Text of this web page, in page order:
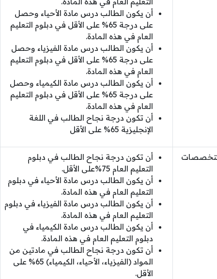
أن يكون الطالب درس مادة الأحياء وحصل
على درجة 65% على الأقل في دبلوم التعليم
العام في هذه المادة.
أن يكون الطالب درس مادة الفيزياء وحصل
على درجة 65% على الأقل في دبلوم التعليم
العام في هذه المادة.
أن يكون الطالب درس مادة الكيمياء وحصل
على درجة 65% على الأقل في دبلوم التعليم
العام في هذه المادة.
أن تكون درجة نجاح الطالب في اللغة
الإنجليزية 65% على الأقل
أن تكون درجة نجاح الطالب في دبلوم
التعليم العام 75%على الأقل.
أن يكون الطالب درس مادة الأحياء في دبلوم
التعليم العام في هذه المادة.
أن يكون الطالب درس مادة الفيزياء في دبلوم
التعليم العام في هذه المادة.
أن يكون الطالب درس مادة الكيمياء في
دبلوم التعليم العام في هذه المادة.
أن تكون درجة نجاح الطالب في مادتين من
المواد (الفيزياء، الأحياء، الكيمياء) 65% على
الأقل.